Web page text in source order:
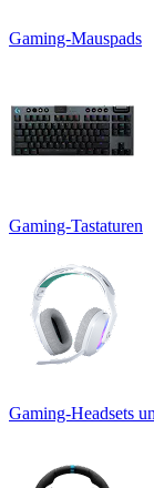
Gaming-Mauspads
Gaming-Tastaturen
Gaming-Headsets